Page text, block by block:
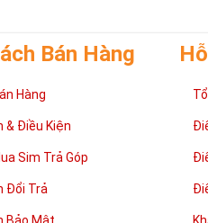
Bán Hàng
Hàng
& Điều Kiện
Sim Trả Góp
Đổi Trả